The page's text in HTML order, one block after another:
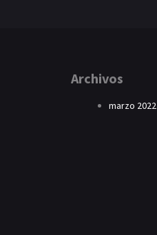
Archivos
marzo 2022